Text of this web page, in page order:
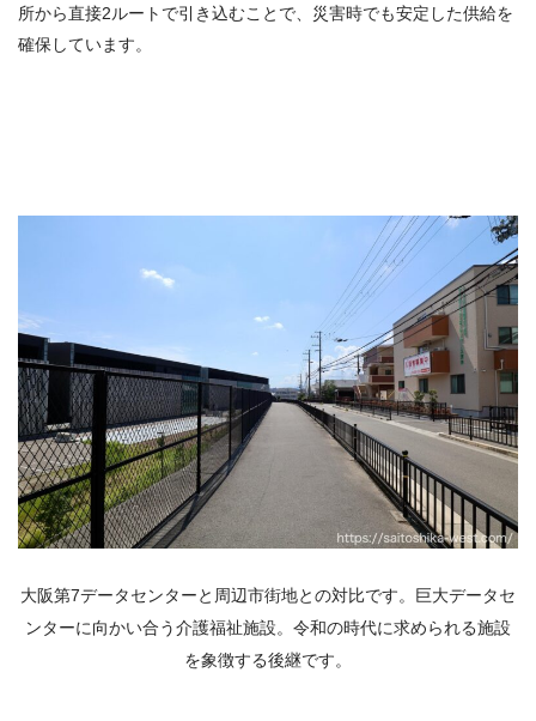
所から直接2ルートで引き込むことで、災害時でも安定した供給を
確保しています。
大阪第7データセンターと周辺市街地との対比です。巨大データセ
ンターに向かい合う介護福祉施設。令和の時代に求められる施設
を象徴する後継です。